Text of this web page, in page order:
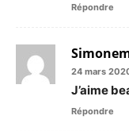
Répondre
24 mars
J’aime
Répondre